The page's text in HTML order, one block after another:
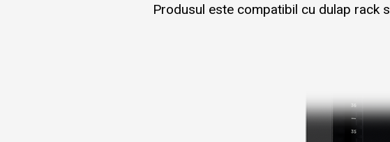
Produsul este compatibil cu dulap rack